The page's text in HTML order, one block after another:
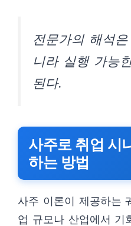
전문가의 해석
니라 실행 가능
된다.
사주로 취업 시
하는 방법
사주 이론이 제공하는
업 규모나 산업에서 기